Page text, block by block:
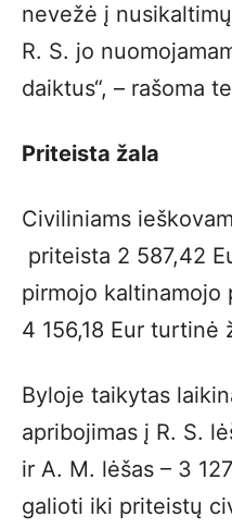
nevežė į
R. S. jo
daiktus“, – rašoma
Priteista žala
Civiliniams
priteista 2 587,42
pirmojo kaltinamojo
4 156,18 Eur turtinė
Byloje taikytas
apribojimas į R. S.
ir A. M. lėšas – 3
galioti iki priteistų